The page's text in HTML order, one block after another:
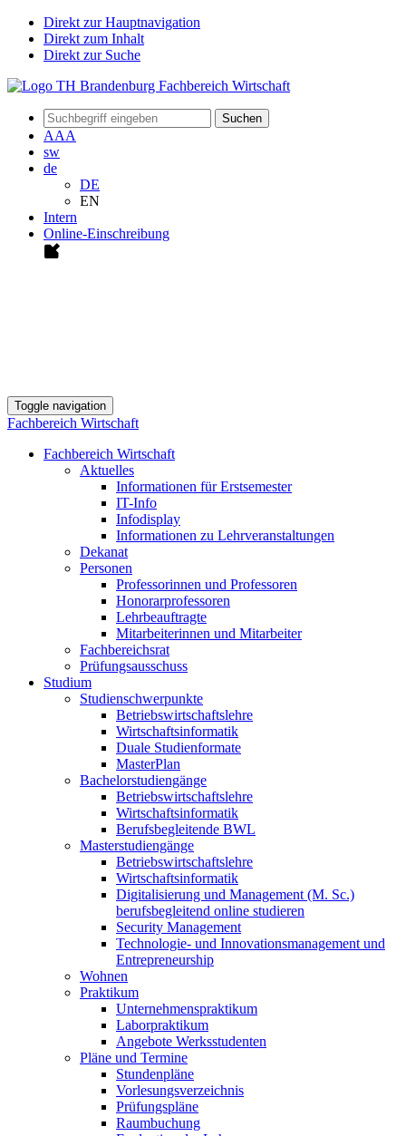
Direkt zur Hauptnavigation
Direkt zum Inhalt
Direkt zur Suche
Suchen
AAA
sw
de
DE
EN
Intern
Online-Einschreibung
Toggle navigation
Fachbereich Wirtschaft
Fachbereich Wirtschaft
Aktuelles
Informationen für Erstsemester
IT-Info
Infodisplay
Informationen zu Lehrveranstaltungen
Dekanat
Personen
Professorinnen und Professoren
Honorarprofessoren
Lehrbeauftragte
Mitarbeiterinnen und Mitarbeiter
Fachbereichsrat
Prüfungsausschuss
Studium
Studienschwerpunkte
Betriebswirtschaftslehre
Wirtschaftsinformatik
Duale Studienformate
MasterPlan
Bachelorstudiengänge
Betriebswirtschaftslehre
Wirtschaftsinformatik
Berufsbegleitende BWL
Masterstudiengänge
Betriebswirtschaftslehre
Wirtschaftsinformatik
Digitalisierung und Management (M. Sc.)
berufsbegleitend online studieren
Security Management
Technologie- und Innovationsmanagement und
Entrepreneurship
Wohnen
Praktikum
Unternehmenspraktikum
Laborpraktikum
Angebote Werksstudenten
Pläne und Termine
Stundenpläne
Vorlesungsverzeichnis
Prüfungspläne
Raumbuchung